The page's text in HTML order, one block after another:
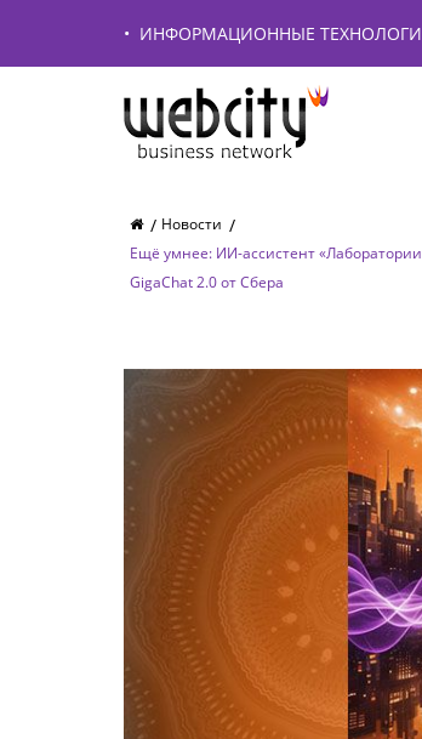
• ИНФОРМАЦИОННЫЕ
Новости
Ещё умнее: ИИ-ассистент
GigaChat 2.0 от Сбера